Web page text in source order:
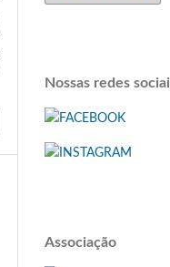
Nossas redes
Associação